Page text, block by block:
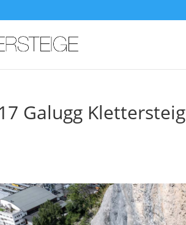
Galugg Klettersteig